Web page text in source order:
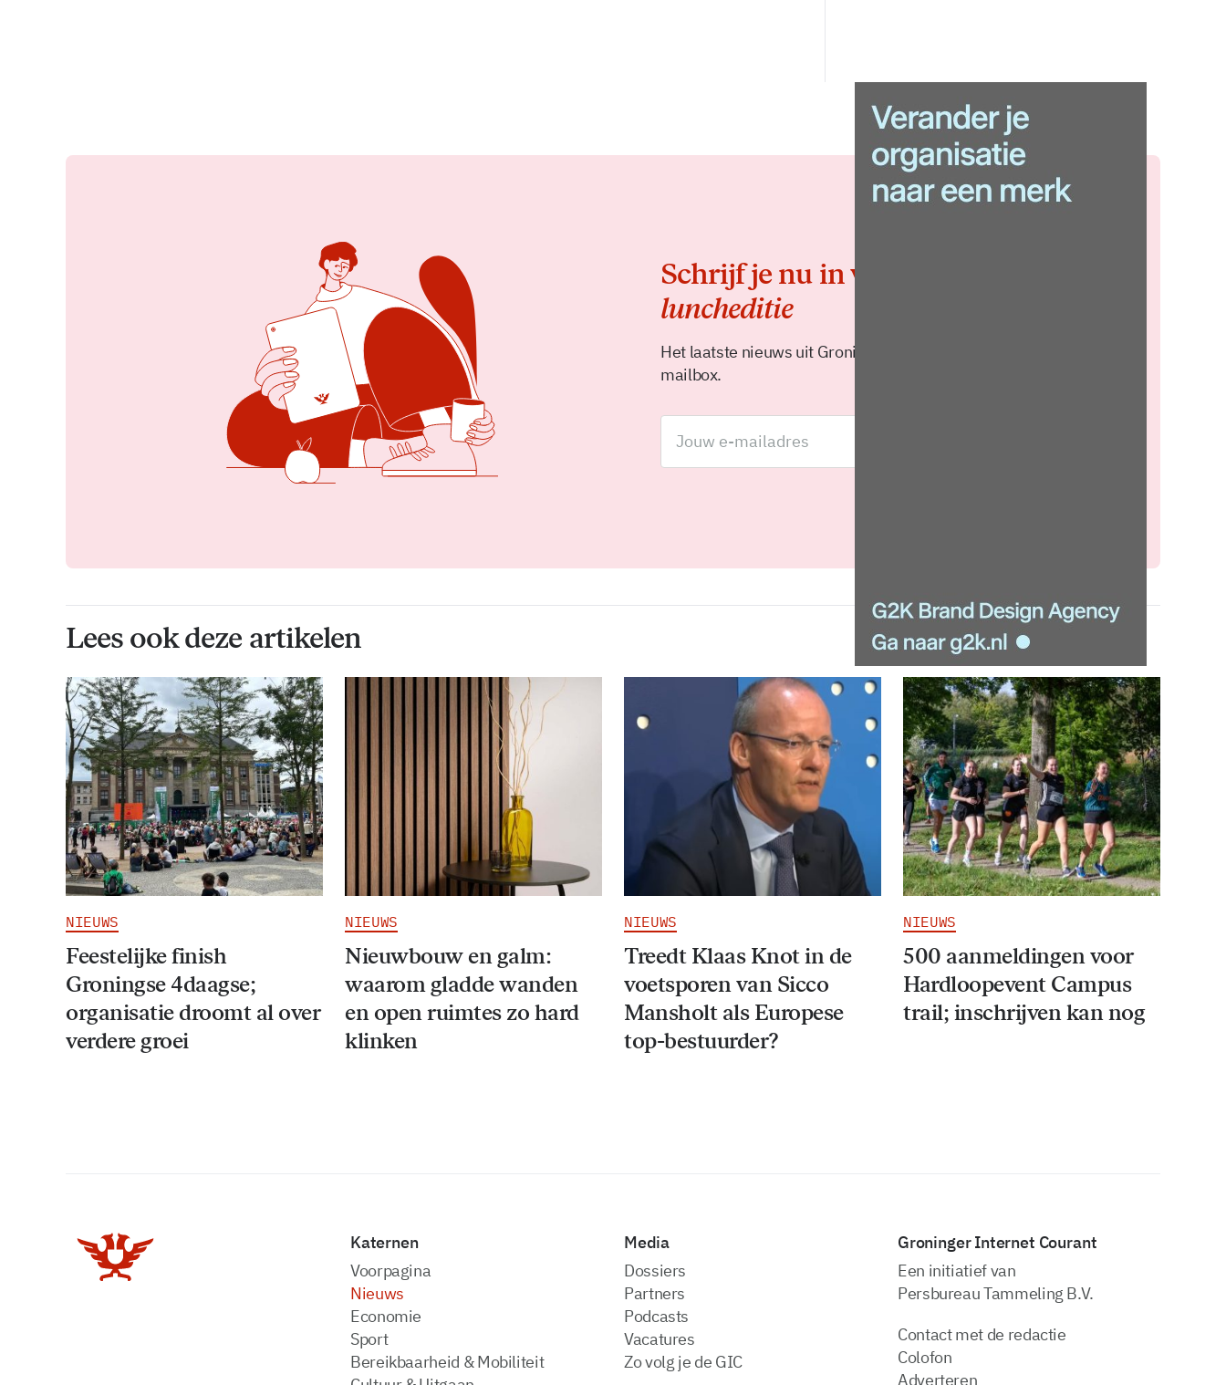
Schrijf je nu in voor de
luncheditie
Het laatste nieuws uit Groningen elke middag in je
mailbox.
Lees ook deze artikelen
NIEUWS
Feestelijke finish
Groningse 4daagse;
organisatie droomt al over
verdere groei
NIEUWS
Nieuwbouw en galm:
waarom gladde wanden
en open ruimtes zo hard
klinken
NIEUWS
Treedt Klaas Knot in de
voetsporen van Sicco
Mansholt als Europese
top-bestuurder?
NIEUWS
500 aanmeldingen voor
Hardloopevent Campus
trail; inschrijven kan nog
Katernen
Voorpagina
Nieuws
Economie
Sport
Bereikbaarheid & Mobiliteit
Media
dossiers
partners
podcasts
vacatures
zo volg je de GIC
Groninger Internet Courant
Een initiatief van
Persbureau Tammeling B.V.
Contact met de redactie
Colofon
Adverteren